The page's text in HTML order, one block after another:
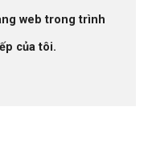
web trong trình
của tôi.